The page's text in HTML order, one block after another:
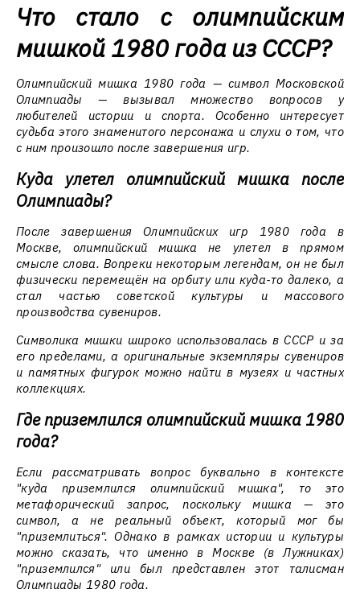
Что стало с олимпийским
мишкой 1980 года из СССР?
Олимпийский мишка 1980 года — символ Московской
Олимпиады — вызывал множество вопросов у
любителей истории и спорта. Особенно интересует
судьба этого знаменитого персонажа и слухи о том, что
с ним произошло после завершения игр.
Куда улетел олимпийский мишка после
Олимпиады?
После завершения Олимпийских игр 1980 года в
Москве, олимпийский мишка не улетел в прямом
смысле слова. Вопреки некоторым легендам, он не был
физически перемещён на орбиту или куда-то далеко, а
стал частью советской культуры и массового
производства сувениров.
Символика мишки широко использовалась в СССР и за
его пределами, а оригинальные экземпляры сувениров
и памятных фигурок можно найти в музеях и частных
коллекциях.
Где приземлился олимпийский мишка 1980
года?
Если рассматривать вопрос буквально в контексте
"куда приземлился олимпийский мишка", то это
метафорический запрос, поскольку мишка — это
символ, а не реальный объект, который мог бы
"приземлиться". Однако в рамках истории и культуры
можно сказать, что именно в Москве (в Лужниках)
"приземлился" или был представлен этот талисман
Олимпиады 1980 года.